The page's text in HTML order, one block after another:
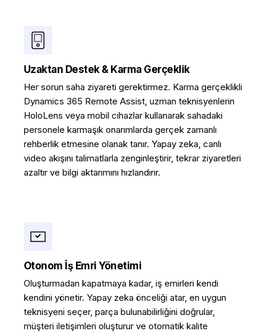
Uzaktan Destek & Karma Gerçeklik
Her sorun saha ziyareti gerektirmez. Karma gerçeklikli
Dynamics 365 Remote Assist, uzman teknisyenlerin
HoloLens veya mobil cihazlar kullanarak sahadaki
personele karmaşık onarımlarda gerçek zamanlı
rehberlik etmesine olanak tanır. Yapay zeka, canlı
video akışını talimatlarla zenginleştirir, tekrar ziyaretleri
azaltır ve bilgi aktarımını hızlandırır.
Otonom İş Emri Yönetimi
Oluşturmadan kapatmaya kadar, iş emirleri kendi
kendini yönetir. Yapay zeka önceliği atar, en uygun
teknisyeni seçer, parça bulunabilirliğini doğrular,
müşteri iletişimleri oluşturur ve otomatik kalite